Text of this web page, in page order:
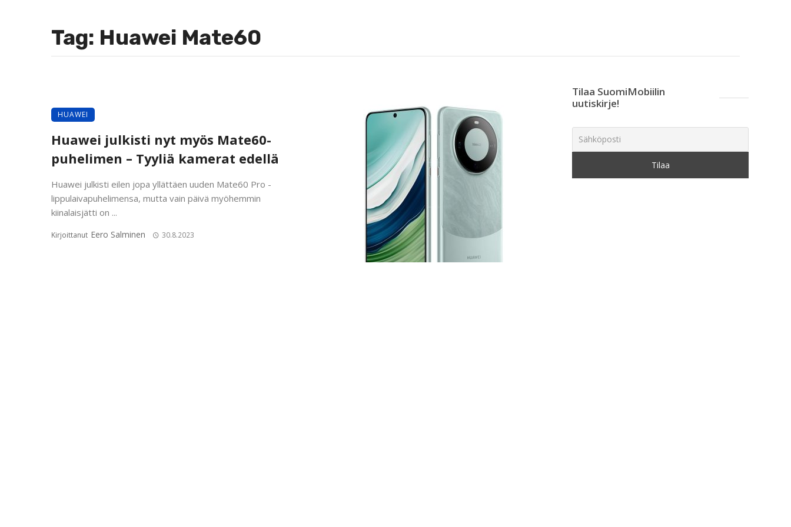
Tag: Huawei Mate60
HUAWEI
Huawei julkisti nyt myös Mate60-
puhelimen – Tyyliä kamerat edellä
Huawei julkisti eilen jopa yllättäen uuden Mate60 Pro -
lippulaivapuhelimensa, mutta vain päivä myöhemmin
kiinalaisjätti on ...
Kirjoittanut Eero Salminen 30.8.2023
Tilaa SuomiMobiilin
uutiskirje!